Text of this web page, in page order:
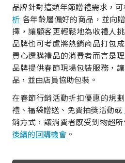
品牌針對這類年節贈禮需求，
析 各年齡層偏好的商品，並向
擇，讓顧客更輕鬆地為收禮人
品牌也可考慮將熱銷商品打包
費心選購禮品的消費者而言是
品牌提供春節現場包裝服務，
品，並由店員協助包裝。
在春節行銷活動折扣優惠的規
禮、福袋贈送、免費抽獎活動或
銷方式，讓消費者感受到物超
後續的回購機會 。